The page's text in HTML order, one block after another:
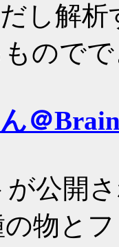
し解
もので
＠
公開
の物と